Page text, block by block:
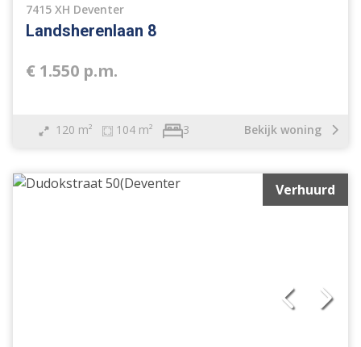
7415 XH Deventer
Landsherenlaan 8
€ 1.550 p.m.
120 m² 104 m² 3 Bekijk woning
Verhuurd